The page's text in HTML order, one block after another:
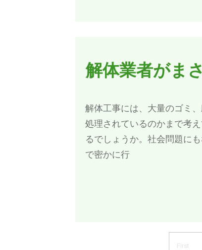
解体業者がま
解体工事には、大量のゴミ
処理されているのかまで考
るでしょうか。社会問題に
で密かに行
First